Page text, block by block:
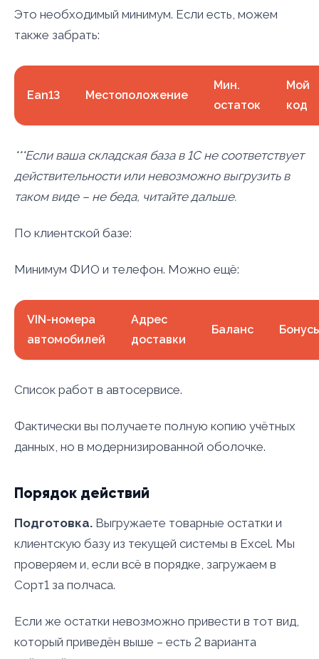
Это необходимый минимум. Если есть, можем
также забрать:
Ean13 Местоположение
Мин.
остаток
Мой
код
***Если ваша складская база в 1С не соответствует
действительности или невозможно выгрузить в
таком виде – не беда, читайте дальше.
По клиентской базе:
Минимум ФИО и телефон. Можно ещё:
VIN-номера
автомобилей
Адрес
доставки
Баланс
Список работ в автосервисе.
Фактически вы получаете полную копию учётных
данных, но в модернизированной оболочке.
Порядок действий
Подготовка. Выгружаете товарные остатки и
клиентскую базу из текущей системы в Excel. Мы
проверяем и, если всё в порядке, загружаем в
Сорт1 за полчаса.
Если же остатки невозможно привести в тот вид,
который приведён выше – есть 2 варианта